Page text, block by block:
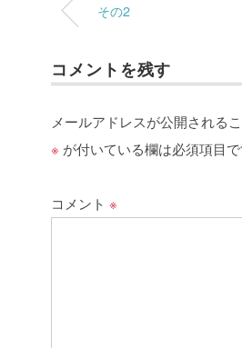
その2
コメントを残す
メールアドレスが公開される
※ が付いている欄は必須項目
コメント ※